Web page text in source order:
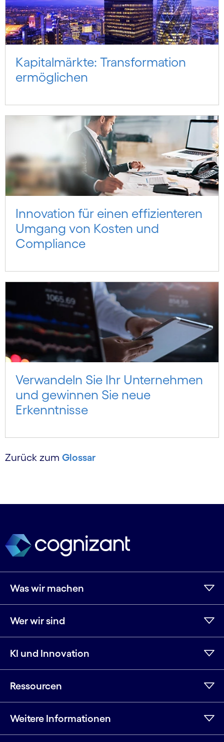
Kapitalmärkte: Transformation
ermöglichen
Innovation für einen effizienteren
Umgang von Kosten und
Compliance
Verwandeln Sie Ihr Unternehmen
und gewinnen Sie neue
Erkenntnisse
Zurück zum Glossar
Was wir machen
Wer wir sind
KI und Innovation
Ressourcen
Weitere Informationen